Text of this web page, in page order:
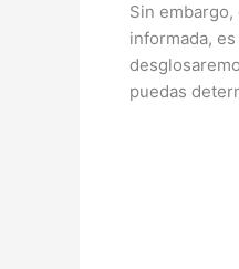
Sin
informada,
puedas